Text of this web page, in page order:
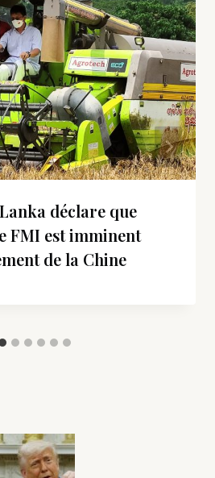
déclare que
FMI est imminent
de la Chine